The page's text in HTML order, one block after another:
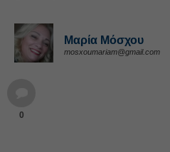
Μαρία Μόσχου
mosxoumariam@gmail.com
0